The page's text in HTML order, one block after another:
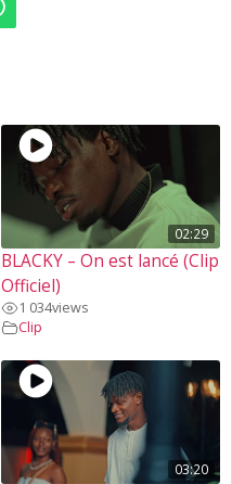
02:29
BLACKY – On est lancé (Clip
Officiel)
1 034views
Clip
03:20